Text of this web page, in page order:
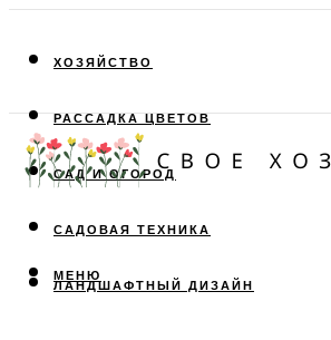
ХОЗЯЙСТВО
РАССАДКА ЦВЕТОВ
САД И ОГОРОД
САДОВАЯ ТЕХНИКА
ЛАНДШАФТНЫЙ ДИЗАЙН
МЕНЮ